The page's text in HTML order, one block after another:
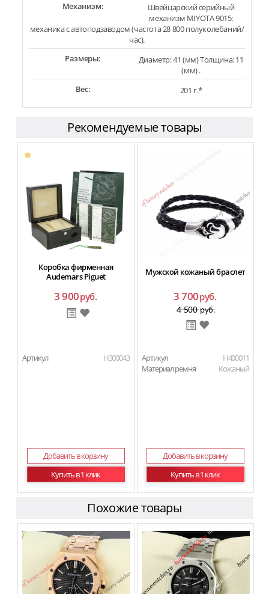
Механизм:
Швейцарский серийный
механизм MIYOTA 9015:
механика с автоподзаводом (частота 28 800 полуколебаний/
час).
Размеры:
Диаметр: 41 (мм) Толщина: 11
(мм) .
Вес:
201 г.*
Рекомендуемые товары
Коробка фирменная
Audemars Piguet
3 900руб.
Артикул H300043
Добавить в корзину
Купить в 1 клик
Мужской кожаный браслет
3 700руб.
4 500руб.
Артикул
H400011
Материал ремня
Кожаный
Добавить в корзину
Купить в 1 клик
Похожие товары